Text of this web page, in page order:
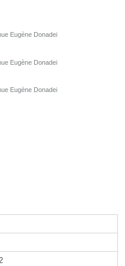
Eugène Donadei
Eugène Donadei
Eugène Donadei